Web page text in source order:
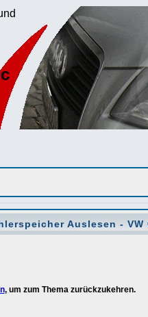
Auslesen -
, um zum Thema zurückzukehren.